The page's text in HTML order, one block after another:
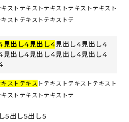
ストテキストテキストテキストテキスト
ストテキストテキストテ
見出し4見出し4見出し4見出し4
見出し4見出し4見出し4見出し4
キストテキス トテキストテキストテキスト
ストテキストテキストテ
5出し5出し5